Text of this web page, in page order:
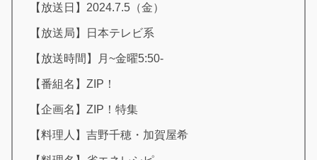
【放送日】2024.7.5（金）
【放送局】日本テレビ系
【放送時間】月~金曜5:50-
【番組名】ZIP！
【企画名】ZIP！特集
【料理人】吉野千穂・加賀屋希